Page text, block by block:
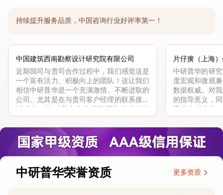
持续提升服务品质，中国咨询行业好评率第一！
中国建筑西南勘察设计研究院有限公司
近期我司与贵司合作过程中，我们感觉这是
一个富有活力、积极向上的团队！这让我们
相信中研普华是一个充满激情、不断进取的
公司。尤其是在与贵司客户经理的联系接洽
过程中，针对我方合作项目报告的种种细
节，及时细致缜密地协助与项目部沟通、探
讨和完善...
片仔癀（上海
中研普华的研
度宏观和微观
数据权威。对
的指导意义，
高的参考价值
体化”服务和行
司继续...
中研普华荣誉资质 更多资质